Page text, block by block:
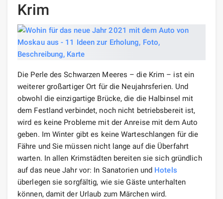
Krim
Die Perle des Schwarzen Meeres – die Krim – ist ein
weiterer großartiger Ort für die Neujahrsferien. Und
obwohl die einzigartige Brücke, die die Halbinsel mit
dem Festland verbindet, noch nicht betriebsbereit ist,
wird es keine Probleme mit der Anreise mit dem Auto
geben. Im Winter gibt es keine Warteschlangen für die
Fähre und Sie müssen nicht lange auf die Überfahrt
warten. In allen Krimstädten bereiten sie sich gründlich
auf das neue Jahr vor: In Sanatorien und Hotels
überlegen sie sorgfältig, wie sie Gäste unterhalten
können, damit der Urlaub zum Märchen wird.